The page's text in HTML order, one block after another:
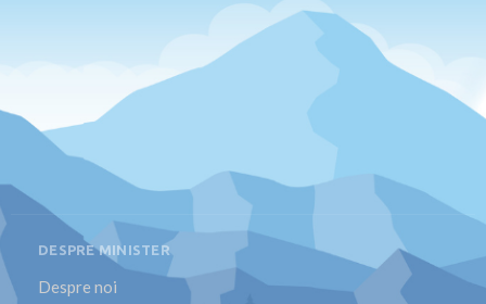
DESPRE MINISTER
Despre noi